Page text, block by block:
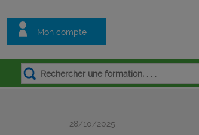
Mon compte
28/10/2025